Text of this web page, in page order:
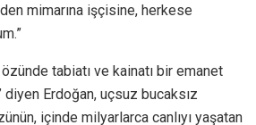
mimarına işçisine, herkese
tabiatı ve kainatı bir emanet
diyen Erdoğan, uçsuz bucaksız
içinde milyarlarca canlıyı yaşatan